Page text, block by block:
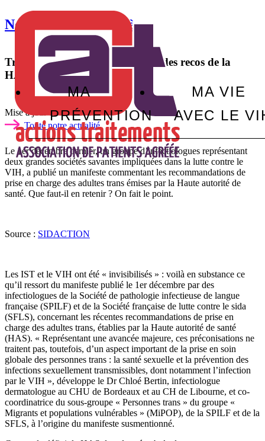
MA
PRÉVENTION
MA VIE
AVEC LE
Notre actualité Brèves
Transidentité : Les IST absentes des recos de la
HAS
Mise à jour : 20/01/2026
Toute notre actualité
Le 1er décembre dernier, un groupe d’infectiologues représentant
deux grandes sociétés savantes impliquées dans la lutte contre le
VIH, a publié un manifeste commentant les recommandations de
prise en charge des adultes trans émises par la Haute autorité de
santé. Que faut-il en retenir ? On fait le point.
Source : SIDACTION
Les IST et le VIH ont été « invisibilisés » : voilà en substance ce
qu’il ressort du manifeste publié le 1er décembre par des
infectiologues de la Société de pathologie infectieuse de langue
française (SPILF) et de la Société française de lutte contre le sida
(SFLS), concernant les récentes recommandations de prise en
charge des adultes trans, établies par la Haute autorité de santé
(HAS). « Représentant une avancée majeure, ces préconisations ne
traitent pas, toutefois, d’un aspect important de la prise en soin
globale des personnes trans : la santé sexuelle et la prévention des
infections sexuellement transmissibles, dont notamment l’infection
par le VIH », développe le Dr Chloé Bertin, infectiologue
dermatologue au CHU de Bordeaux et au CH de Libourne, et co-
coordinatrice du sous-groupe « Personnes trans » du groupe «
Migrants et populations vulnérables » (MiPOP), de la SPILF et de la
SFLS, à l’origine du manifeste susmentionné.